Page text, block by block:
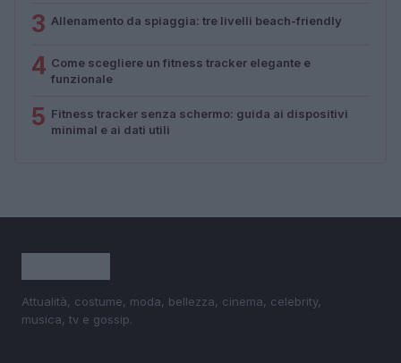
3 Allenamento da spiaggia: tre livelli beach-friendly
4 Come scegliere un fitness tracker elegante e
funzionale
5 Fitness tracker senza schermo: guida ai dispositivi
minimal e ai dati utili
Attualità, costume, moda, bellezza, cinema, celebrity,
musica, tv e gossip.